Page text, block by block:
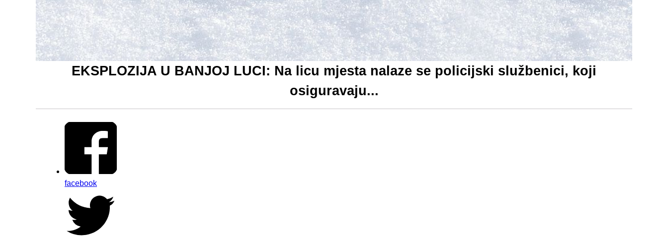
EKSPLOZIJA U BANJOJ LUCI: Na licu mjesta nalaze se policijski službenici, koji
osiguravaju...
facebook